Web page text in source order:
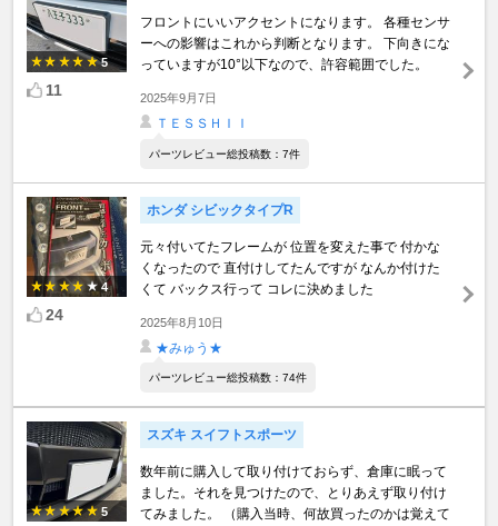
5
11
フロントにいいアクセントになります。 各種センサ
ーへの影響はこれから判断となります。 下向きにな
っていますが10°以下なので、許容範囲でした。
2025年9月7日
ＴＥＳＳＨＩＩ
パーツレビュー総投稿数：7件
4
24
ホンダ シビックタイプR
元々付いてたフレームが 位置を変えた事で 付かな
くなったので 直付けしてたんですが なんか付けた
くて バックス行って コレに決めました
2025年8月10日
★みゅう★
パーツレビュー総投稿数：74件
5
スズキ スイフトスポーツ
数年前に購入して取り付けておらず、倉庫に眠って
ました。それを見つけたので、とりあえず取り付け
てみました。 （購入当時、何故買ったのかは覚えて